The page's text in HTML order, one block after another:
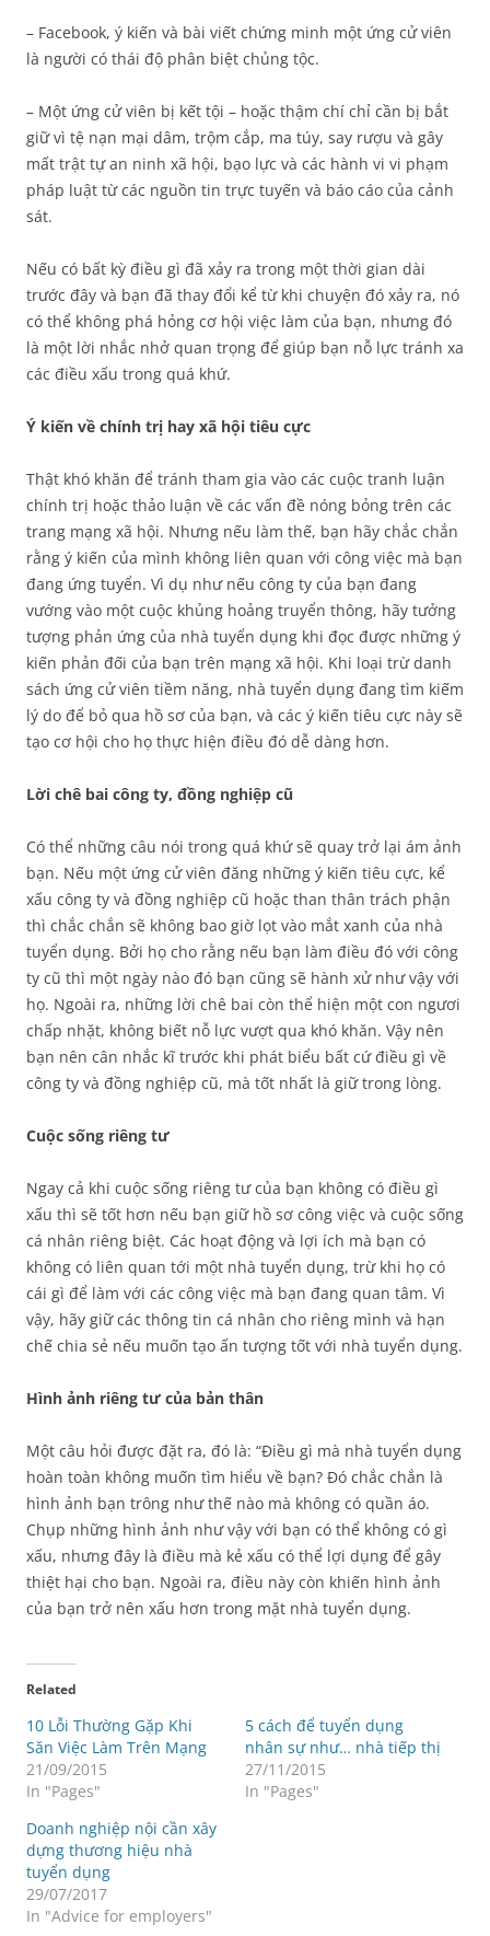
– Facebook, ý kiến ​​và bài viết chứng minh một ứng cử viên
là người có thái độ phân biệt chủng tộc.
– Một ứng cử viên bị kết tội – hoặc thậm chí chỉ cần bị bắt
giữ vì tệ nạn mại dâm, trộm cắp, ma túy, say rượu và gây
mất trật tự an ninh xã hội, bạo lực và các hành vi vi phạm
pháp luật từ các nguồn tin trực tuyến và báo cáo của cảnh
sát.
Nếu có bất kỳ điều gì đã xảy ra trong một thời gian dài
trước đây và bạn đã thay đổi kể từ khi chuyện đó xảy ra, nó
có thể không phá hỏng cơ hội việc làm của bạn, nhưng đó
là một lời nhắc nhở quan trọng để giúp bạn nỗ lực tránh xa
các điều xấu trong quá khứ.
Ý kiến về chính trị hay xã hội tiêu cực
Thật khó khăn để tránh tham gia vào các cuộc tranh luận
chính trị hoặc thảo luận về các vấn đề nóng bỏng trên các
trang mạng xã hội. Nhưng nếu làm thế, bạn hãy chắc chắn
rằng ý kiến ​​của mình không liên quan với công việc mà bạn
đang ứng tuyển. Vì dụ như nếu công ty của bạn đang
vướng vào một cuộc khủng hoảng truyển thông, hãy tưởng
tượng phản ứng của nhà tuyển dụng khi đọc được những ý
kiến phản đối của bạn trên mạng xã hội. Khi loại trừ danh
sách ứng cử viên tiềm năng, nhà tuyển dụng đang tìm kiếm
lý do để bỏ qua hồ sơ của bạn, và các ý kiến tiêu cực này sẽ
tạo cơ hội cho họ thực hiện điều đó dễ dàng hơn.
Lời chê bai công ty, đồng nghiệp cũ
Có thể những câu nói trong quá khứ sẽ quay trở lại ám ảnh
bạn. Nếu một ứng cử viên đăng những ý kiến tiêu cực, kể
xấu công ty và đồng nghiệp cũ hoặc than thân trách phận
thì chắc chắn sẽ không bao giờ lọt vào mắt xanh của nhà
tuyển dụng. Bởi họ cho rằng nếu bạn làm điều đó với công
ty cũ thì một ngày nào đó bạn cũng sẽ hành xử như vậy với
họ. Ngoài ra, những lời chê bai còn thể hiện một con ngươi
chấp nhặt, không biết nỗ lực vượt qua khó khăn. Vậy nên
bạn nên cân nhắc kĩ trước khi phát biểu bất cứ điều gì về
công ty và đồng nghiệp cũ, mà tốt nhất là giữ trong lòng.
Cuộc sống riêng tư
Ngay cả khi cuộc sống riêng tư của bạn không có điều gì
xấu thì sẽ tốt hơn nếu bạn giữ hồ sơ công việc và cuộc sống
cá nhân riêng biệt. Các hoạt động và lợi ích mà bạn có
không có liên quan tới một nhà tuyển dụng, trừ khi họ có
cái gì để làm với các công việc mà bạn đang quan tâm. Vì
vậy, hãy giữ các thông tin cá nhân cho riêng mình và hạn
chế chia sẻ nếu muốn tạo ấn tượng tốt với nhà tuyển dụng.
Hình ảnh riêng tư của bản thân
Một câu hỏi được đặt ra, đó là: “Điều gì mà nhà tuyển dụng
hoàn toàn không muốn tìm hiểu về bạn? Đó chắc chắn là
hình ảnh bạn trông như thế nào mà không có quần áo.
Chụp những hình ảnh như vậy với bạn có thể không có gì
xấu, nhưng đây là điều mà kẻ xấu có thể lợi dụng để gây
thiệt hại cho bạn. Ngoài ra, điều này còn khiến hình ảnh
của bạn trở nên xấu hơn trong mặt nhà tuyển dụng.
Related
10 Lỗi Thường Gặp Khi
Săn Việc Làm Trên Mạng
21/09/2015
In "Pages"
5 cách để tuyển dụng
nhân sự như… nhà tiếp thị
27/11/2015
In "Pages"
Doanh nghiệp nội cần xây
dựng thương hiệu nhà
tuyển dụng
29/07/2017
In "Advice for employers"